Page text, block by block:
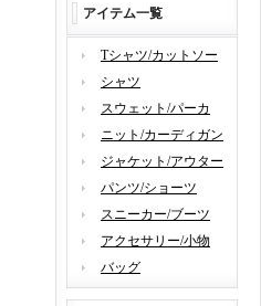
アイテム一覧
Tシャツ/カットソー
シャツ
スウェット/パーカ
ニット/カーディガン
ジャケット/アウター
パンツ/ショーツ
スニーカー/ブーツ
アクセサリー/小物
バッグ